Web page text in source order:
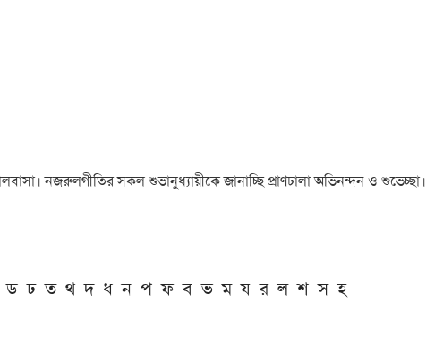
নজরুলগীতির সকল শুভানুধ্যায়ীকে জানাচ্ছি প্রাণঢালা অভিনন্দন ও শুভেচ্ছা।
ড ঢ ত থ দ ধ ন প ফ ব ভ ম য র ল শ স হ